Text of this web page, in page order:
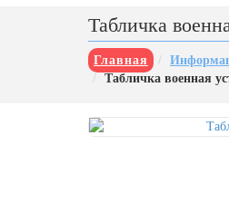
День строителя (второе
августа)
22 августа, День
флага РФ
Табличка
Главная
Табличка военная